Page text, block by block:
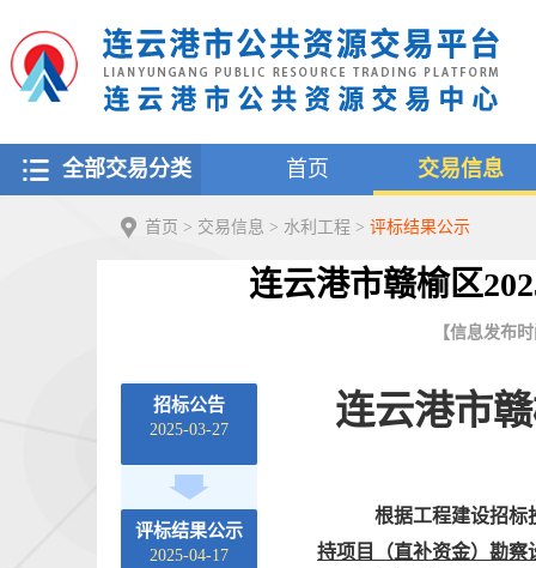
全部交易分类 首页 交易信息
首页 > 交易信息 > 水利工程 > 评标结果公示
连云港市赣榆区
【信息发布
招标公告
2025-03-27
评标结果公示
2025-04-17
连云港市
根据工程建设招标
持项目（直补资金）勘察